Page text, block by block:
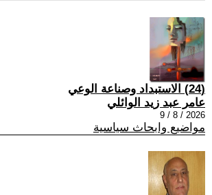
(24) الاستبداد وصناعة الوعي
عامر عبد زيد الوائلي
2026 / 8 / 9
مواضيع وابحاث سياسية